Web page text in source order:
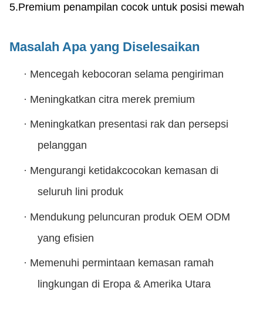
5.Premium penampilan cocok untuk posisi mewah
Masalah Apa yang Diselesaikan
· Mencegah kebocoran selama pengiriman
· Meningkatkan citra merek premium
· Meningkatkan presentasi rak dan persepsi
pelanggan
· Mengurangi ketidakcocokan kemasan di
seluruh lini produk
· Mendukung peluncuran produk OEM ODM
yang efisien
· Memenuhi permintaan kemasan ramah
lingkungan di Eropa & Amerika Utara